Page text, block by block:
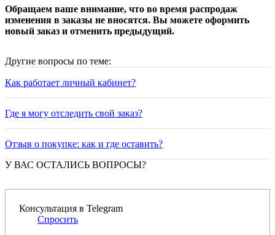
Обращаем ваше внимание, что во время распродаж
изменения в заказы не вносятся. Вы можете оформить
новый заказ и отменить предыдущий.
Другие вопросы по теме:
Как работает личный кабинет?
Где я могу отследить свой заказ?
Отзыв о покупке: как и где оставить?
У ВАС ОСТАЛИСЬ ВОПРОСЫ?
Консультация в Telegram
Спросить